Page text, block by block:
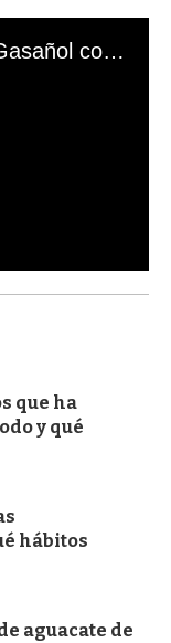
El mal momento de Yanina Gasañol con un hincha argentino en "Subrayado"
que ha
y qué
hábitos
aguacate de